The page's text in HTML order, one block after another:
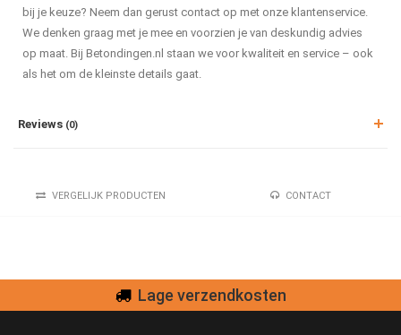
bij je keuze? Neem dan gerust contact op met onze klantenservice.
We denken graag met je mee en voorzien je van deskundig advies
op maat. Bij Betondingen.nl staan we voor kwaliteit en service – ook
als het om de kleinste details gaat.
Reviews (0)
VERGELIJK PRODUCTEN CONTACT
Lage verzendkosten